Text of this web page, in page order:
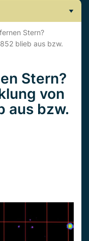
Stern?
blieb aus bzw.
Stern?
von
aus bzw.